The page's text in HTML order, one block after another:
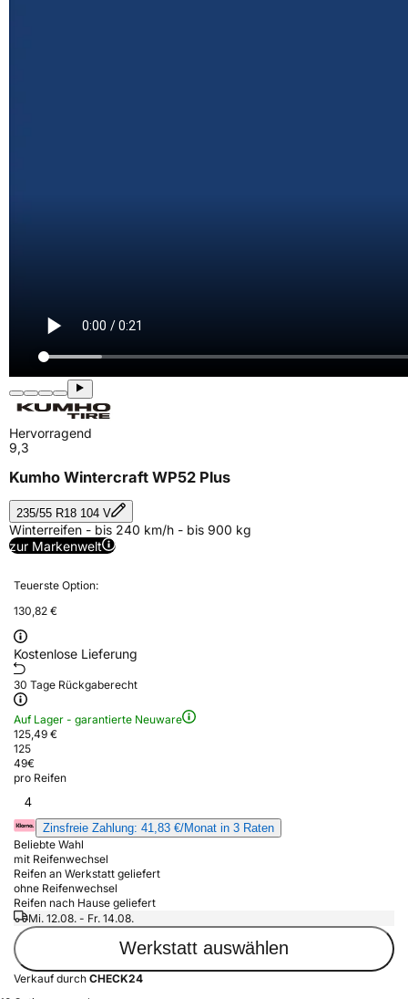
Hervorragend
9,3
Kumho Wintercraft WP52 Plus
235/55 R18 104 V
Winterreifen - bis 240 km/h - bis 900 kg
zur Markenwelt
Teuerste Option:
130,82 €
Kostenlose Lieferung
30 Tage Rückgaberecht
Auf Lager - garantierte Neuware
125,49 €
125
49€
pro Reifen
4
Zinsfreie Zahlung: 41,83 €/Monat in 3 Raten
Beliebte Wahl
mit Reifenwechsel
Reifen an Werkstatt geliefert
ohne Reifenwechsel
Reifen nach Hause geliefert
Mi. 12.08. - Fr. 14.08.
Werkstatt auswählen
Verkauf durch CHECK24